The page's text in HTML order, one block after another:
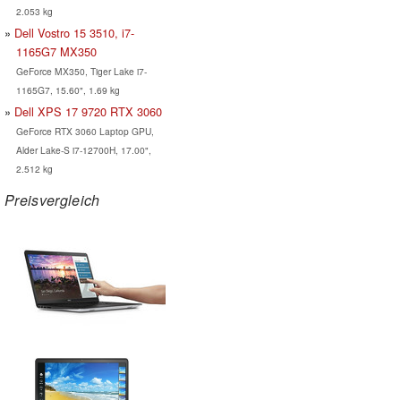
2.053 kg
Dell Vostro 15 3510, i7-
1165G7 MX350
GeForce MX350, Tiger Lake i7-
1165G7, 15.60", 1.69 kg
Dell XPS 17 9720 RTX 3060
GeForce RTX 3060 Laptop GPU,
Alder Lake-S i7-12700H, 17.00",
2.512 kg
Preisvergleich